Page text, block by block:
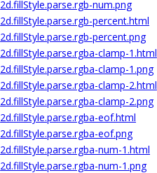
2d.fillStyle.parse.rgb-num.png
2d.fillStyle.parse.rgb-percent.html
2d.fillStyle.parse.rgb-percent.png
2d.fillStyle.parse.rgba-clamp-1.html
2d.fillStyle.parse.rgba-clamp-1.png
2d.fillStyle.parse.rgba-clamp-2.html
2d.fillStyle.parse.rgba-clamp-2.png
2d.fillStyle.parse.rgba-eof.html
2d.fillStyle.parse.rgba-eof.png
2d.fillStyle.parse.rgba-num-1.html
2d.fillStyle.parse.rgba-num-1.png